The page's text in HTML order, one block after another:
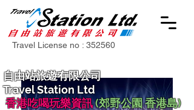
Travel License no : 352560
自由站旅遊有限公司
Travel Station Ltd
香港吃喝玩樂資訊(郊野公園 香港島)